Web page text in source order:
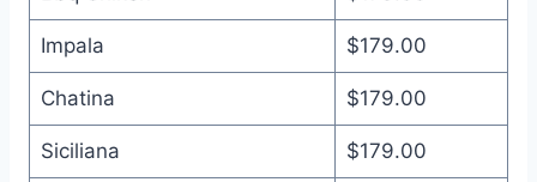
Impala $179.00
Chatina $179.00
Siciliana $179.00